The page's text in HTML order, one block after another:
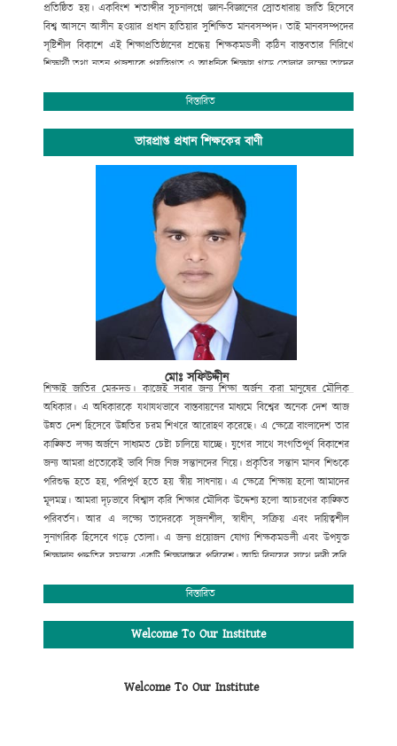
প্রতিষ্ঠিত হয়। একবিংশ শতাব্দীর সূচনালগ্নে জ্ঞান-বিজ্ঞানের স্রোতধারায় জাতি হিসেবে
বিশ্ব আসনে আসীন হওয়ার প্রধান হাতিয়ার সুশিক্ষিত মানবসম্পদ। তাই মানবসম্পদের
সৃষ্টিশীল বিকাশে এই শিক্ষাপ্রতিষ্ঠানের শ্রদ্ধেয় শিক্ষকমন্ডলী কঠিন বাস্তবতার নিরিখে
শিক্ষার্থী তথা নতুন প্রজন্মকে প্রযুক্তিগত ও আধুনিক শিক্ষায় গড়ে তোলার লক্ষ্যে তাদের
অপ্রতিরোধ্য অগ্রযাত্রায় এগিয়ে যাচ্ছে বাংলাদেশের শিক্ষা ব্যবস্থা। বিদ্যালয়ে গতানুগতিক
শিক্ষার্থীদের উৎসাহ প্রদানেও উক্ত শিক্ষাপ্রতিষ্ঠান বদ্ধপরিকর।
সাংস্কৃতিক বিকাশ, প্রগতিশীল চিন্তা, শৃঙ্খলা, নিরাপত্তা ও নিরবচ্ছিন্ন শান্তির মূল্যবোধকে
ধারণ করে আমাদের এই স্বাপ্নিক যাত্রায় সকল শিক্ষক, শিক্ষার্থী, অভিভাবক ও
গুণিজনসহ সংশ্লিষ্ট সকলের ঐকান্তিক সহযোগিতা প্রত্যাশা করছি। এই শিক্ষা প্রতিষ্ঠানের
সর্বাঙ্গীন উন্নতি ও ভবিষ্যৎ পরিকল্পনা রুপায়নে গঠনমূলক সমালোচনাসহ আপনাদের
মূল্যবান পরামর্শ ও সহযোগিতা আমাদের কাম্য।
গোকুলখালী মাধ্যমিক বিদ্যালয়
আলমডাঙ্গা, চুয়াডাঙ্গা।
বিস্তারিত
ভারপ্রাপ্ত প্রধান শিক্ষকের বাণী
মোঃ সফিউদ্দীন
শিক্ষাই জাতির মেরুদন্ড। কাজেই সবার জন্য শিক্ষা অর্জন করা মানুষের মৌলিক
অধিকার। এ অধিকারকে যথাযথভাবে বাস্তবায়নের মাধ্যমে বিশ্বের অনেক দেশ আজ
উন্নত দেশ হিসেবে উন্নতির চরম শিখরে আরোহণ করেছে। এ ক্ষেত্রে বাংলাদেশ তার
কাঙ্ক্ষিত লক্ষ্য অর্জনে সাধ্যমত চেষ্টা চালিয়ে যাচ্ছে। যুগের সাথে সংগতিপূর্ণ বিকাশের
জন্য আমরা প্রত্যেকেই ভাবি নিজ নিজ সন্তানদের নিয়ে। প্রকৃতির সন্তান মানব শিশুকে
পরিশুদ্ধ হতে হয়, পরিপুর্ণ হতে হয় স্বীয় সাধনায়। এ ক্ষেত্রে শিক্ষায় হলো আমাদের
মূলমন্ত্র। আমরা দৃঢ়ভাবে বিশ্বাস করি শিক্ষার মৌলিক উদ্দেশ্য হলো আচরণের কাঙ্ক্ষিত
পরিবর্তন। আর এ লক্ষ্যে তাদেরকে সৃজনশীল,স্বাধীন,সক্রিয় এবং দায়িত্বশীল
সুনাগরিক হিসেবে গড়ে তোলা। এ জন্য প্রয়োজন যোগ্য শিক্ষকমন্ডলী এবং উপযুক্ত
শিক্ষাদান পদ্ধতির সমন্বয়ে একটি শিক্ষাবান্ধব পরিবেশ। আমি বিনয়ের সাথে দাবী করি,
প্রতিষ্ঠানটিতে
প্রধান শিক্ষক (ভারপ্রাপ্ত)
বিস্তারিত
Welcome To Our Institute
Welcome To Our Institute